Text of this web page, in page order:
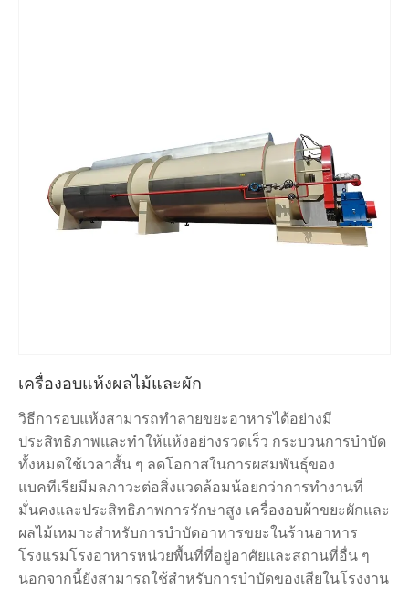
เครื่องอบแห้งผลไม้และผัก
วิธีการอบแห้งสามารถทำลายขยะอาหารได้อย่างมี
ประสิทธิภาพและทำให้แห้งอย่างรวดเร็ว กระบวนการบำบัด
ทั้งหมดใช้เวลาสั้น ๆ ลดโอกาสในการผสมพันธุ์ของ
แบคทีเรียมีมลภาวะต่อสิ่งแวดล้อมน้อยกว่าการทำงานที่
มั่นคงและประสิทธิภาพการรักษาสูง เครื่องอบผ้าขยะผักและ
ผลไม้เหมาะสำหรับการบำบัดอาหารขยะในร้านอาหาร
โรงแรมโรงอาหารหน่วยพื้นที่ที่อยู่อาศัยและสถานที่อื่น ๆ
นอกจากนี้ยังสามารถใช้สำหรับการบำบัดของเสียในโรงงาน